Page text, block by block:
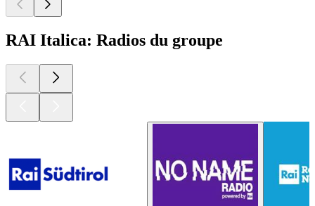
RAI Italica: Radios du groupe